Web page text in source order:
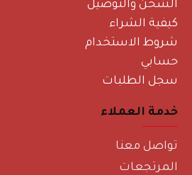
الشحن والتوصيل
كيفية الشراء
شروط الاستخدام
حسابي
سجل الطلبات
خدمة العملاء
تواصل معنا
المرتجعات